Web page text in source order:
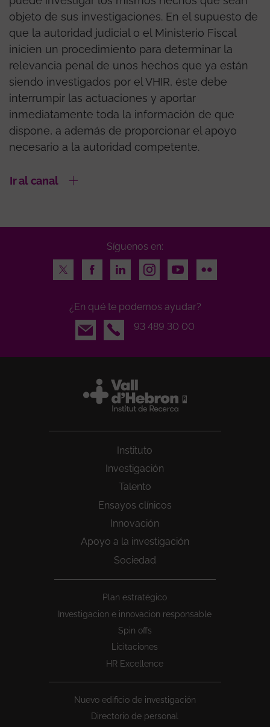
objeto de sus investigaciones. En el supuesto de
que la autoridad judicial o el Ministerio Fiscal
inicien un procedimiento para determinar la
relevancia penal de unos hechos que ya están
siendo investigados por el VHIR, éste debe
interrumpir las actuaciones y aportar
inmediatamente toda la información de que
dispone, a además de proporcionar el apoyo
necesario a la autoridad competente.
Ir al canal
Síguenos en:
Twitter
FacebookLinkedInInstagramYoutubeFlickr
¿En qué te podemos ayudar?
Email
93 489 30 00
Instituto
Investigación
Talento
Ensayos clínicos
Innovación
Apoyo a la investigación
Sociedad
Plan estratégico
Investigacion e innovacion responsable
Spin offs
Licitaciones
HR Excellence
Nuevo edificio de investigación
Directorio de personal